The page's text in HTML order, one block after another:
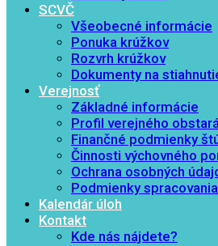
SCVČ
Všeobecné informácie
Ponuka krúžkov
Rozvrh krúžkov
Dokumenty na
Verejnosť
Základné informácie
Profil verejného
Finančné podmienky
Činnosti výchovného
Ochrana osobných
Podmienky
Kalendár úloh
Kontakt
Kde nás nájdete?